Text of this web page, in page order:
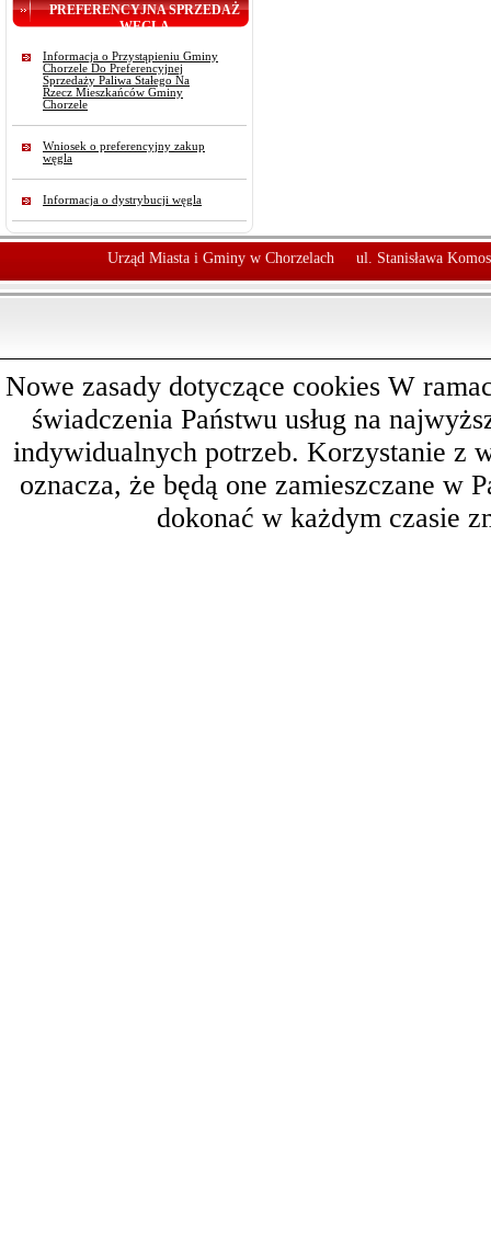
PREFERENCYJNA SPRZEDAŻ
WĘGLA
Informacja o Przystąpieniu Gminy
Chorzele Do Preferencyjnej
Sprzedaży Paliwa Stałego Na
Rzecz Mieszkańców Gminy
Chorzele
Wniosek o preferencyjny zakup
węgla
Informacja o dystrybucji węgla
Urząd Miasta i Gminy w Chorzelach ul. Stanisława
Nowe zasady dotyczące cookies W
świadczenia Państwu usług na
indywidualnych potrzeb. Korzystanie z
oznacza, że będą one zamieszczane w
dokonać w każdym czasie